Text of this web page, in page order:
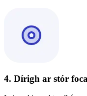
4. Dírigh ar stór